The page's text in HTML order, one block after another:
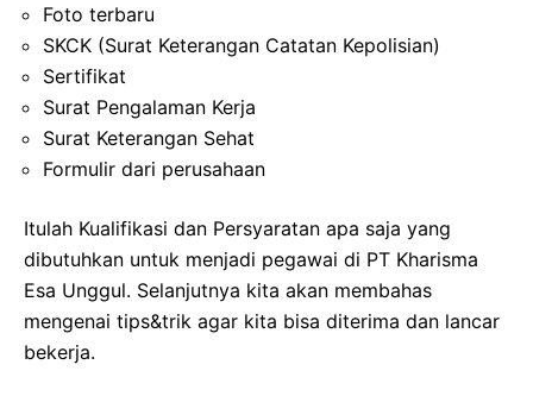
Foto terbaru
SKCK (Surat Keterangan Catatan Kepolisian)
Sertifikat
Surat Pengalaman Kerja
Surat Keterangan Sehat
Formulir dari perusahaan
Itulah Kualifikasi dan Persyaratan apa saja yang
dibutuhkan untuk menjadi pegawai di PT Kharisma
Esa Unggul. Selanjutnya kita akan membahas
mengenai tips&trik agar kita bisa diterima dan lancar
bekerja.